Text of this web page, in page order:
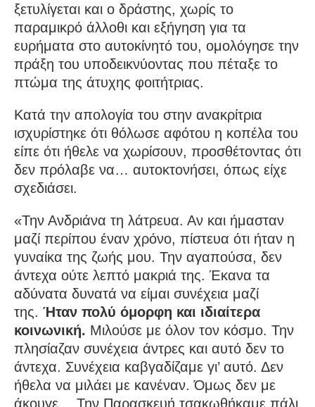
ξετυλίγεται και ο δράστης, χωρίς το
παραμικρό άλλοθι και εξήγηση για τα
ευρήματα στο αυτοκίνητό του, ομολόγησε την
πράξη του υποδεικνύοντας που πέταξε το
πτώμα της άτυχης φοιτήτριας.
Κατά την απολογία του στην ανακρίτρια
ισχυρίστηκε ότι θόλωσε αφότου η κοπέλα του
είπε ότι ήθελε να χωρίσουν, προσθέτοντας ότι
δεν πρόλαβε να… αυτοκτονήσει, όπως είχε
σχεδιάσει.
«Την Ανδριάνα τη λάτρευα. Αν και ήμασταν
μαζί περίπου έναν χρόνο, πίστευα ότι ήταν η
γυναίκα της ζωής μου. Την αγαπούσα, δεν
άντεχα ούτε λεπτό μακριά της. Έκανα τα
αδύνατα δυνατά να είμαι συνέχεια μαζί
της. Ήταν πολύ όμορφη και ιδιαίτερα
κοινωνική. Μιλούσε με όλον τον κόσμο. Την
πλησίαζαν συνέχεια άντρες και αυτό δεν το
άντεχα. Συνέχεια καβγαδίζαμε γι’ αυτό. Δεν
ήθελα να μιλάει με κανέναν. Όμως δεν με
άκουγε… Την Παρασκευή τσακωθήκαμε πάλι